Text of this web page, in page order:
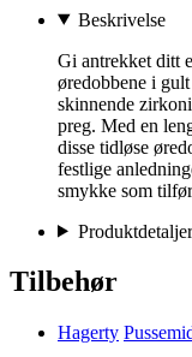
Beskrivelse
Gi antrekket ditt
øredobbene i
skinnende
preg. Med en
disse tidløse
festlige
smykke som
Produktdetaljer
Tilbehør
Hagerty